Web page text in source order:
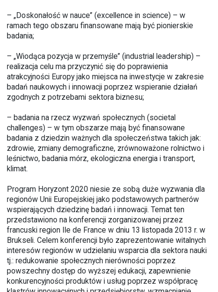
– „Doskonałość w nauce” (excellence in science) – w
ramach tego obszaru finansowane mają być pionierskie
badania;
– „Wiodąca pozycja w przemyśle” (industrial leadership) –
realizacja celu ma przyczynić się do poprawienia
atrakcyjności Europy jako miejsca na inwestycje w zakresie
badań naukowych i innowacji poprzez wspieranie działań
zgodnych z potrzebami sektora biznesu;
– badania na rzecz wyzwań społecznych (societal
challenges) – w tym obszarze mają być finansowane
badania z dziedzin ważnych dla społeczeństwa takich jak:
zdrowie, zmiany demograficzne, zrównoważone rolnictwo i
leśnictwo, badania mórz, ekologiczna energia i transport,
klimat.
Program Horyzont 2020 niesie ze sobą duże wyzwania dla
regionów Unii Europejskiej jako podstawowych partnerów
wspierających dziedzinę badań i innowacji. Temat ten
przedstawiono na konferencji zorganizowanej przez
francuski region Ile de France w dniu 13 listopada 2013 r. w
Brukseli. Celem konferencji było zaprezentowanie witalnych
interesów regionów w udzielaniu wsparcia dla sektora nauki
tj.: redukowanie społecznych nierówności poprzez
powszechny dostęp do wyższej edukacji, zapewnienie
konkurencyjności produktów i usług poprzez współpracę